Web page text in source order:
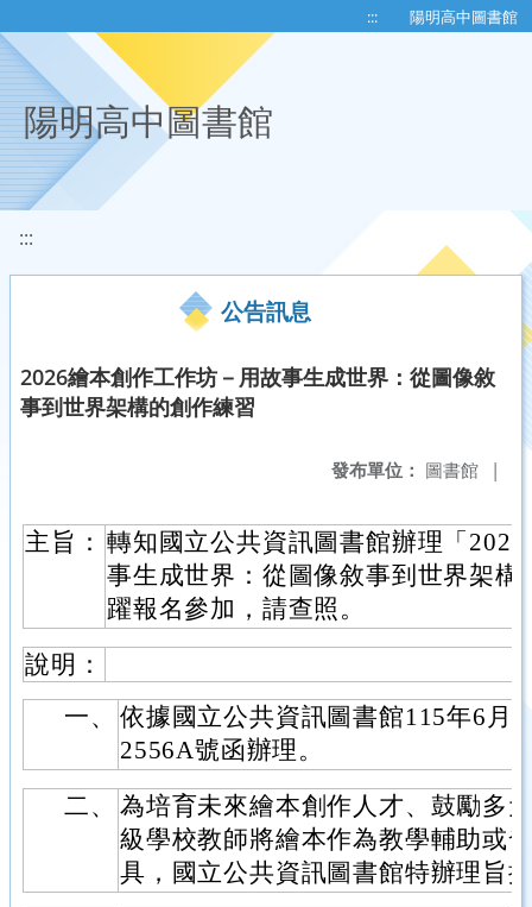
::: 陽明高中圖書館
陽明高中圖書館
:::
公告訊息
2026繪本創作工作坊－用故事生成世界：從圖像敘
事到世界架構的創作練習
發布單位： 圖書館 |
主旨： 轉知國立公共資訊圖書館辦理「
事生成世界：從圖像敘事到世界架
躍報名參加，請查照。
說明：
一、
依據國立公共資訊圖書館115年6月
2556A號函辦理。
二、
為培育未來繪本創作人才、鼓勵多
級學校教師將繪本作為教學輔助或
具，國立公共資訊圖書館特辦理旨